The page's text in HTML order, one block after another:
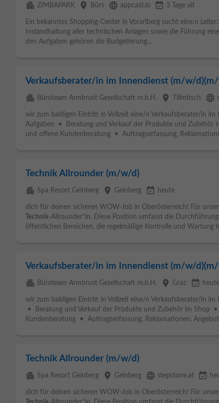
apartment ZIMBAPARK place Bürs language appcast.io event_available 3 Tage alt
Ein bekanntes Shopping-Center in Vorarlberg sucht eine:n
Instandhaltung aller technischen Anlagen sowie die Führung
den Aufgaben gehören die Budgetierung...
Verkaufsberater/in im Innendienst (m/w/
apartment Büroteam Armbrust Gesellschaft m.b.H. place Tillmitsch language
wir zum baldigen Eintritt in Vollzeit eine/n Verkaufsberater/in
Aufgaben • Beratung und Verkauf der Produkte und Zubehör
und offene Kundenberatung • Auftragserfassung,
Technik Allrounder (m/w/d)
apartment Spa Resort Geinberg place Geinberg event_available heute
dich für deinen sicheren WOW-Job in Oberösterreich! Für
Technik-Allrounder*in. Diese Position umfasst die
öffentlichen Bereichen, die regelmäßige Kontrolle und Wartung
Verkaufsberater/in im Innendienst (m/w/
apartment Büroteam Armbrust Gesellschaft m.b.H. place Graz event_available heute
wir zum baldigen Eintritt in Vollzeit eine/n Verkaufsberater/in
• Beratung und Verkauf der Produkte und Zubehör im Shop
Kundenberatung • Auftragserfassung, Reklamationen,
Technik Allrounder (m/w/d)
apartment Spa Resort Geinberg place Geinberg language stepstone.at event_available
dich für deinen sicheren WOW-Job in Oberösterreich! Für